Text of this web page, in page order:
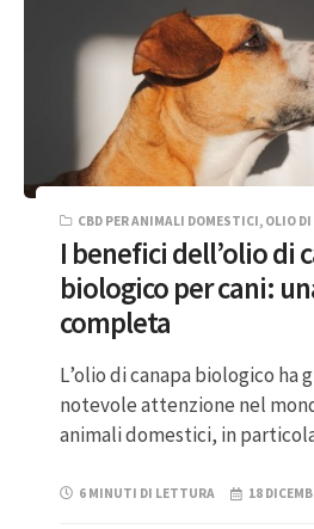
CBD PER ANIMALI DOMESTICI, OLIO DI
I benefici dell’olio di
biologico per cani:
completa
L’olio di canapa biologico ha
notevole attenzione nel
animali domestici, in
6 MINUTI DI LETTURA 18